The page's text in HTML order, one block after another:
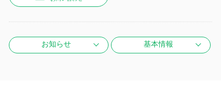
お知らせ 基本情報